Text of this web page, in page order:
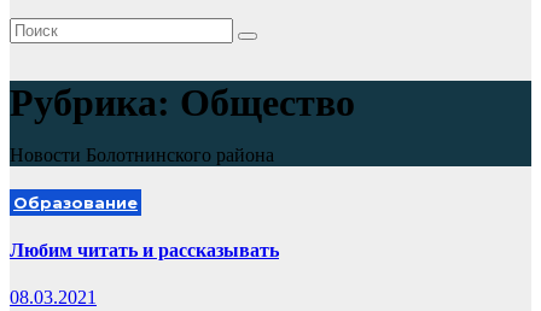
Рубрика: Общество
Новости Болотнинского района
Образование
Любим читать и рассказывать
08.03.2021